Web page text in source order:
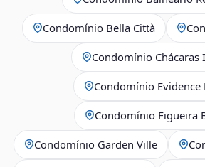
Condomínio Bella Città
Condomínio Chácaras
Condomínio Evidence
Condomínio Figueira
Condomínio Garden Ville